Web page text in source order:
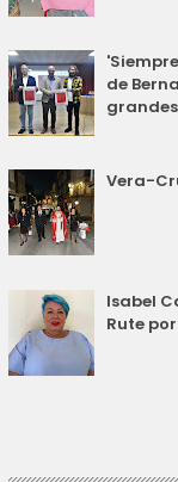
de
Vera-
Isabel
Rute